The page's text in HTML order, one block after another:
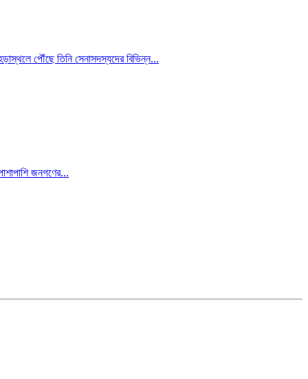
পৌঁছে তিনি সেনাসদস্যদের বিভিন্ন...
জনগণের...